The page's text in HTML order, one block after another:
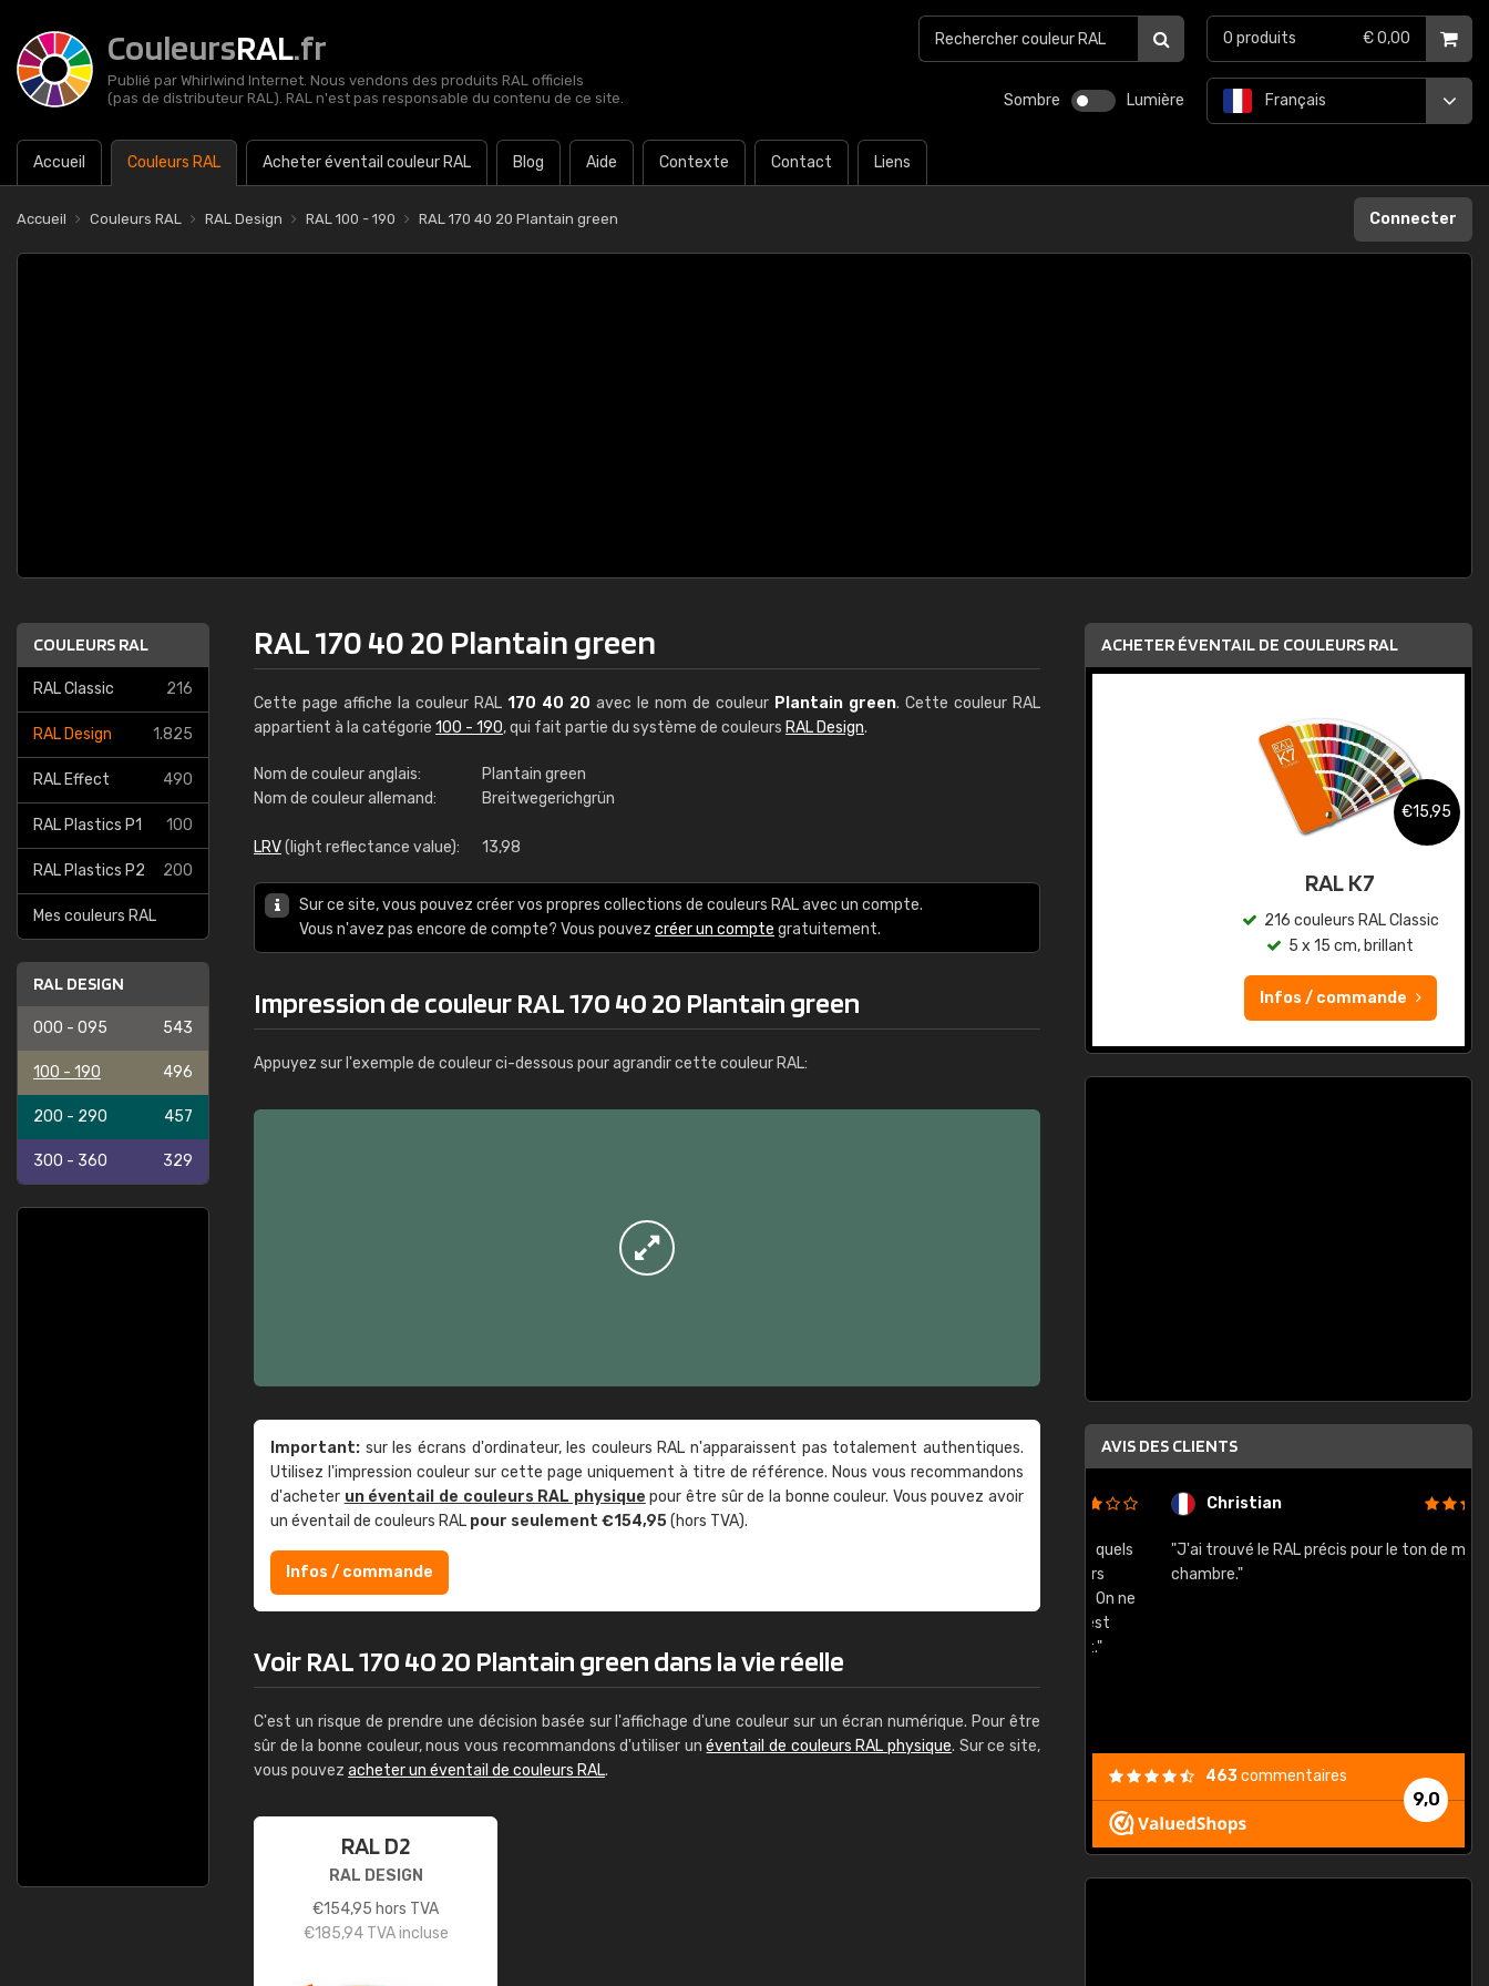
CouleursRAL.fr
Publié par Whirlwind Internet. Nous vendons des produits RAL officiels
(pas de distributeur RAL). RAL n'est pas responsable du contenu de ce site.
Sombre Lumière
Accueil Couleurs RAL Acheter éventail couleur RAL Blog Aide Contexte Contact Liens
Français
0 produits € 0,00
Accueil Couleurs RAL RAL Design RAL 100 - 190 RAL 170 40 20 Plantain green Connecter
COULEURS RAL
RAL Classic 216
RAL Design 1.825
RAL Effect 490
RAL Plastics P1 100
RAL Plastics P2 200
Mes couleurs RAL
RAL DESIGN
000 - 095 543
100 - 190 496
200 - 290 457
300 - 360 329
RAL 170 40 20 Plantain green
Cette page affiche la couleur RAL 170 40 20 avec le nom de couleur Plantain green. Cette couleur RAL
appartient à la catégorie 100 - 190, qui fait partie du système de couleurs RAL Design.
Nom de couleur anglais:
Plantain green
Nom de couleur allemand:
Breitwegerichgrün
LRV(light reflectance value): 13,98
Sur ce site, vous pouvez créer vos propres collections de couleurs RAL avec un compte.
Vous n'avez pas encore de compte? Vous pouvez créer un compte gratuitement.
Impression de couleur RAL 170 40 20 Plantain green
Appuyez sur l'exemple de couleur ci-dessous pour agrandir cette couleur RAL:
Important: sur les écrans d'ordinateur, les couleurs RAL n'apparaissent pas totalement authentiques.
Utilisez l'impression couleur sur cette page uniquement à titre de référence. Nous vous recommandons
d'acheter un éventail de couleurs RAL physique pour être sûr de la bonne couleur. Vous pouvez avoir
un éventail de couleurs RAL pour seulement €154,95(hors TVA).
Infos / commande
Voir RAL 170 40 20 Plantain green dans la vie réelle
C'est un risque de prendre une décision basée sur l'affichage d'une couleur sur un écran numérique. Pour être
sûr de la bonne couleur, nous vous recommandons d'utiliser unéventail de couleurs RAL physique. Sur ce site,
vous pouvez acheter un éventail de couleurs RAL.
RAL D2
RAL DESIGN
€154,95 hors TVA
€185,94TVA incluse
ACHETER ÉVENTAIL DE COULEURS RAL
RAL K7 à base d'eau
216 couleurs RAL Classic
Infos / commande
€15,95
RAL K7
216 couleurs RAL Classic
5 x 15 cm, brillant
Infos / commande
AVIS DES CLIENTS
Guillaume Euvrard Christian
"J'ai trouvé le RAL précis pour le ton de ma
chambre."
9,0
463commentaires